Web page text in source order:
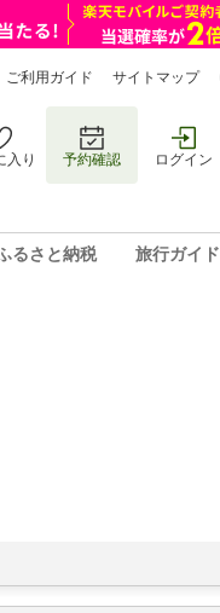
ご利用ガイド サイトマップ
入り 予約確認 ログイン
るさと納税 旅行ガイド